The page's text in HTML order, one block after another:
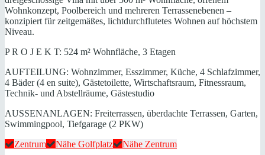
Wohnkonzept, Poolbereich und mehreren Terrassenebenen –
konzipiert für zeitgemäßes, lichtdurchflutetes Wohnen auf höchstem
Niveau.
P R O J E K T: 524 m² Wohnfläche, 3 Etagen
AUFTEILUNG: Wohnzimmer, Esszimmer, Küche, 4 Schlafzimmer,
4 Bäder (4 en suite), Gästetoilette, Wirtschaftsraum, Fitnessraum,
Technik- und Abstellräume, Gästestudio
AUSSENANLAGEN: Freiterrassen, überdachte Terrassen, Garten,
Swimmingpool, Tiefgarage (2 PKW)
Zentrum
Nähe Golfplatz Nähe Zentrum